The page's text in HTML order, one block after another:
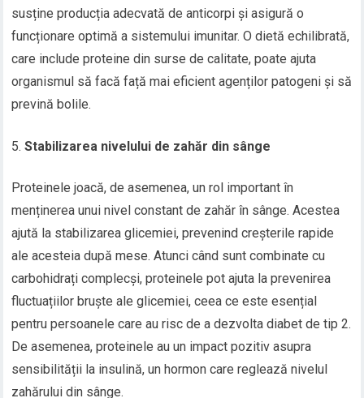
susține producția adecvată de anticorpi și asigură o
funcționare optimă a sistemului imunitar. O dietă echilibrată,
care include proteine din surse de calitate, poate ajuta
organismul să facă față mai eficient agenților patogeni și să
prevină bolile.
Stabilizarea nivelului de zahăr din sânge
Proteinele joacă, de asemenea, un rol important în
menținerea unui nivel constant de zahăr în sânge. Acestea
ajută la stabilizarea glicemiei, prevenind creșterile rapide
ale acesteia după mese. Atunci când sunt combinate cu
carbohidrați complecși, proteinele pot ajuta la prevenirea
fluctuațiilor bruște ale glicemiei, ceea ce este esențial
pentru persoanele care au risc de a dezvolta diabet de tip 2.
De asemenea, proteinele au un impact pozitiv asupra
sensibilității la insulină, un hormon care reglează nivelul
zahărului din sânge.